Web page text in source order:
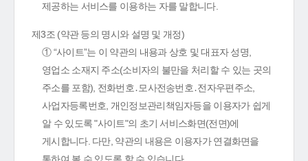
제공하는 서비스를 이용하는 자를 말합니다.
제3조 (약관 등의 명시와 설명 및 개정)
① “사이트”는 이 약관의 내용과 상호 및 대표자 성명,
영업소 소재지 주소(소비자의 불만을 처리할 수 있는 곳의
주소를 포함), 전화번호․모사전송번호․전자우편주소,
사업자등록번호, 개인정보관리책임자등을 이용자가 쉽게
알 수 있도록 "사이트"의 초기 서비스화면(전면)에
게시합니다. 다만, 약관의 내용은 이용자가 연결화면을